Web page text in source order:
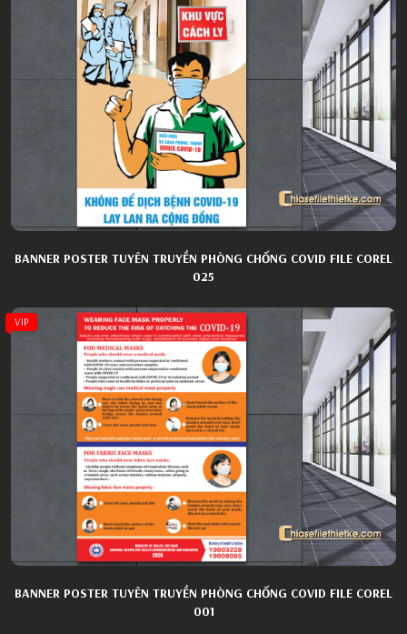
BANNER POSTER TUYÊN TRUYỀN PHÒNG CHỐNG COVID FILE COREL
025
VIP
BANNER POSTER TUYÊN TRUYỀN PHÒNG CHỐNG COVID FILE COREL
001